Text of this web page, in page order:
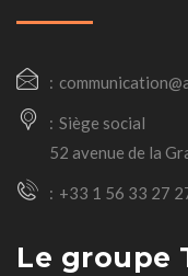
Siège social
52 avenue de la
+33 1 56 33 27
Le groupe